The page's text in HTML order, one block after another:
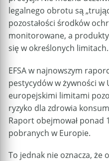
legalnego obrotu są
pozostałości środków
monitorowane, a
się w określonych limitach.
EFSA w najnowszym
pestycydów w żywności w
europejskimi limitami
ryzyko dla zdrowia
Raport obejmował ponad
pobranych w Europie.
To jednak nie oznacza, że